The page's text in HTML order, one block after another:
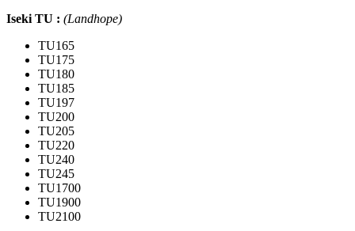
Iseki TU : (Landhope)
TU165
TU175
TU180
TU185
TU197
TU200
TU205
TU220
TU240
TU245
TU1700
TU1900
TU2100